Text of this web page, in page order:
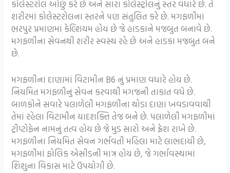
કોલેસ્ટરોલ ઓછું કરે છે અને સારા કોલેસ્ટ્રોલનું સ્તર વધારે છે. તે
શરીરમાં કોલેસ્ટરોલના સ્તરને પણ સંતુલિત કરે છે. મગફળીમાં
ભરપુર પ્રમાણમાં કેલ્શિયમ હોય છે જે હાડકાને મજબુત બનાવે છે.
મગફળીના સેવનથી શરીર સ્વસ્થ રહે છે અને હાડકા મજબુત બને
છે.
મગફળીના દાણામાં વિટામીન B6 નું પ્રમાણ વધારે હોય છે.
નિયમિત મગફળીનું સેવન કરવાથી મગજની તાકાત વધે છે.
બાળકોને સવારે પલાળેલી મગફળીના થોડા દાણા ખવડાવવાથી
તેમાં રહેલા વિટામીન યાદશક્તિ તેજ બને છે. પલાળેલી મગફળીમાં
ટ્રીપ્ટોફેન નામનું તત્વ હોય છે જે મુડ સારો અને ફ્રેશ રાખે છે.
મગફળીના નિયમિત સેવન ગર્ભવતી મહિલા માટે લાભદાયી છે,
મગફળીમાં ફોલિક એસીડની માત્ર હોય છે, જે ગર્ભાવસ્થામાં
શિશુના વિકાસ માટે ઉપયોગી છે.